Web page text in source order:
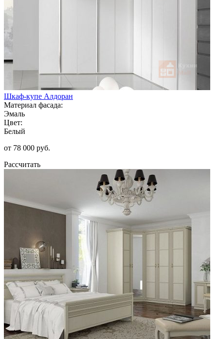
Шкаф-купе Алдоран
Материал фасада:
Эмаль
Цвет:
Белый
от 78 000 руб.
Рассчитать